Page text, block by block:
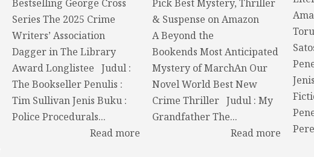
Bestselling George Cross
Series The 2025 Crime
Writers’ Association
Dagger in The Library
Award Longlistee Judul :
The Bookseller Penulis :
Tim Sullivan Jenis Buku :
Police Procedurals...
Read more
Pick Best Mystery, Thriller
& Suspense on Amazon
A Beyond the
Bookends Most Anticipated
Mystery of MarchAn Our
Novel World Best New
Crime Thriller Judul : My
Grandfather The...
Read more